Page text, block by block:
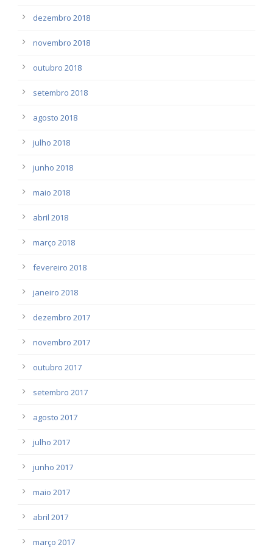
dezembro 2018
novembro 2018
outubro 2018
setembro 2018
agosto 2018
julho 2018
junho 2018
maio 2018
abril 2018
março 2018
fevereiro 2018
janeiro 2018
dezembro 2017
novembro 2017
outubro 2017
setembro 2017
agosto 2017
julho 2017
junho 2017
maio 2017
abril 2017
março 2017